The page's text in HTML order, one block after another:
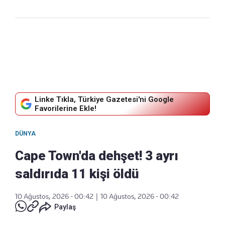
Linke Tıkla, Türkiye Gazetesi'ni Google
Favorilerine Ekle!
DÜNYA
Cape Town'da dehşet! 3 ayrı
saldırıda 11 kişi öldü
10 Ağustos, 2026 - 00:42
10 Ağustos, 2026 - 00:42
Paylaş